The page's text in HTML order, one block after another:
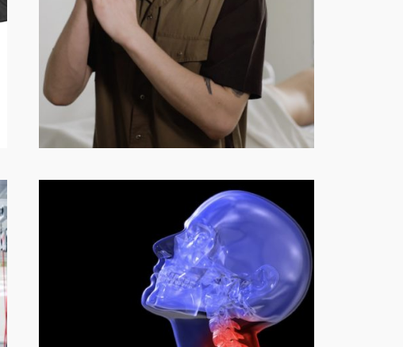
治す気満々の患者さんの
落し穴を解説します
1月 1, 2020—by
橘田 幸博